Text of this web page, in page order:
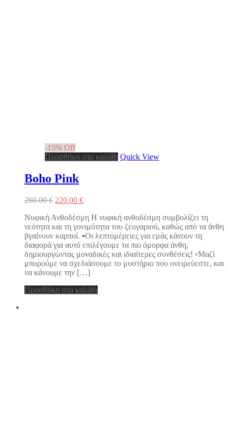
-15% Off
Προσθήκη στο καλάθι Quick View
Boho Pink
260.00€ Original
was:
260.00 €.
220.00 €Η
τιμή
είναι:
220.00 €.
Νυφική Ανθοδέσμη Η νυφική ανθοδέσμη συμβολίζει τη
νεότητα και τη γονιμότητα του ζευγαριού, καθώς από τα άνθη
βγαίνουν καρποί. ▪️Οι λεπτομέρειες για εμάς κάνουν τη
διαφορά για αυτό επιλέγουμε τα πιο όμορφα άνθη,
δημιουργώντας μοναδικές και ιδιαίτερες συνθέσεις! ▫️Μαζί
μπορούμε να σχεδιάσουμε το μυστήριο που ονειρεύεστε, και
να κάνουμε την […]
Προσθήκη στο καλάθι